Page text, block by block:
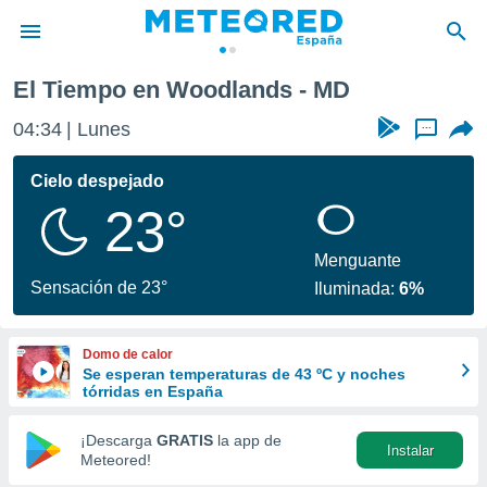
de
por
se
calidad.
a este
las
y
forma
digital
basada
El Tiempo en Woodlands - MD
04:34 Lunes ...
Cielo despejado
23°
Sensación de 23°
Menguante
Iluminada:6%
Domo de calor
Se esperan temperaturas de 43 ºC y noches
tórridas en España
¡Descarga GRATIS la app de
Meteored!
Instalar